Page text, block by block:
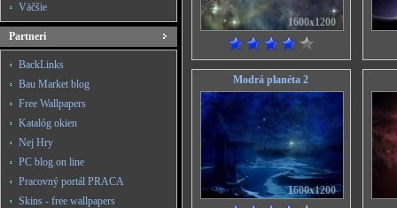
Väčšie
Partneri
BackLinks
Bau Market blog
Free Wallpapers
Katalóg okien
Nej Hry
PC blog on line
Pracovný portál PRACA
Skins - free wallpapers
1600x1200
Modrá planéta 2
1600x1200